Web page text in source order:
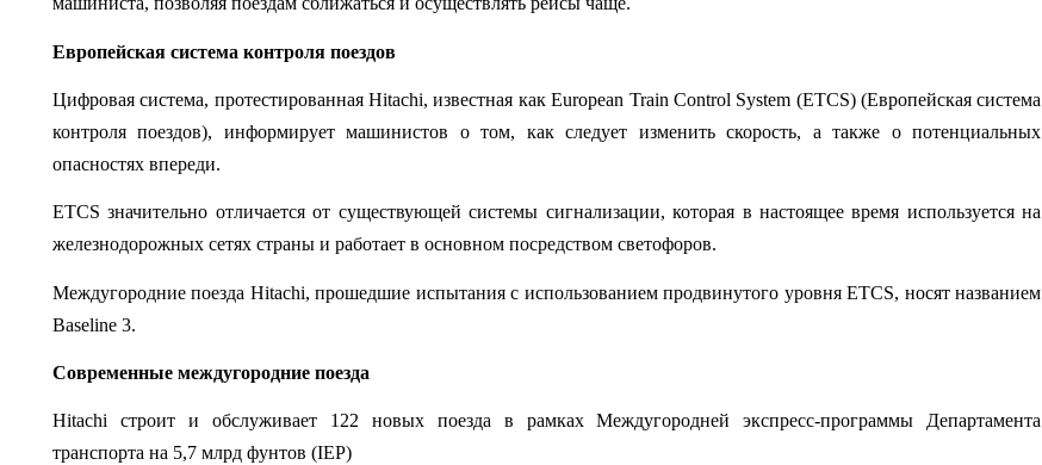
Европейская система контроля поездов
Цифровая система, протестированная Hitachi, известная как European Train Control System (ETCS) (Европейская система
контроля поездов), информирует машинистов о том, как следует изменить скорость, а также о потенциальных
опасностях впереди.
ETCS значительно отличается от существующей системы сигнализации, которая в настоящее время используется на
железнодорожных сетях страны и работает в основном посредством светофоров.
Междугородние поезда Hitachi, прошедшие испытания с использованием продвинутого уровня ETCS, носят названием
Baseline 3.
Современные междугородние поезда
Hitachi строит и обслуживает 122 новых поезда в рамках Междугородней экспресс-программы Департамента
транспорта на 5,7 млрд фунтов (IEP)